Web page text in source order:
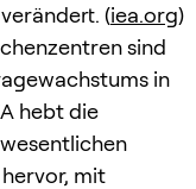
(iea.org)
sind
in
hebt die
mit